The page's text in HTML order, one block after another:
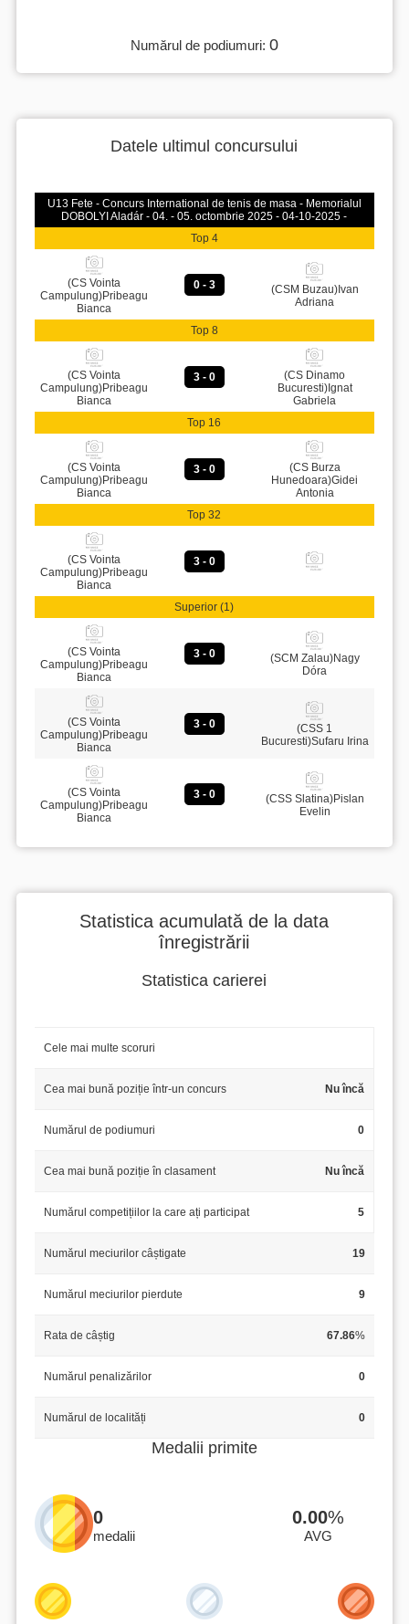
Numărul de podiumuri: 0
Datele ultimul concursului
U13 Fete - Concurs International de tenis de masa - Memorialul
DOBOLYI Aladár - 04. - 05. octombrie 2025 - 04-10-2025 -
Top 4
(CS Vointa
Campulung)Pribeagu
Bianca
0 - 3
(CSM Buzau)Ivan
Adriana
Top 8
(CS Vointa
Campulung)Pribeagu
Bianca
3 - 0
(CS Dinamo
Bucuresti)Ignat
Gabriela
Top 16
(CS Vointa
Campulung)Pribeagu
Bianca
3 - 0
(CS Burza
Hunedoara)Gidei
Antonia
Top 32
(CS Vointa
Campulung)Pribeagu
Bianca
3 - 0
Superior (1)
(CS Vointa
Campulung)Pribeagu
Bianca
3 - 0
(SCM Zalau)Nagy
Dóra
(CS Vointa
Campulung)Pribeagu
Bianca
3 - 0
(CSS 1
Bucuresti)Sufaru Irina
(CS Vointa
Campulung)Pribeagu
Bianca
3 - 0
(CSS Slatina)Pislan
Evelin
Statistica acumulată de la data
înregistrării
Statistica carierei
Cele mai multe scoruri
Cea mai bună poziție într-un concurs Nu încă
Numărul de podiumuri 0
Cea mai bună poziție în clasament Nu încă
Numărul competițiilor la care ați participat 5
Numărul meciurilor câștigate 19
Numărul meciurilor pierdute 9
Rata de câștig 67.86%
Numărul penalizărilor 0
Numărul de localități 0
Medalii primite
0
medalii
0.00%
AVG